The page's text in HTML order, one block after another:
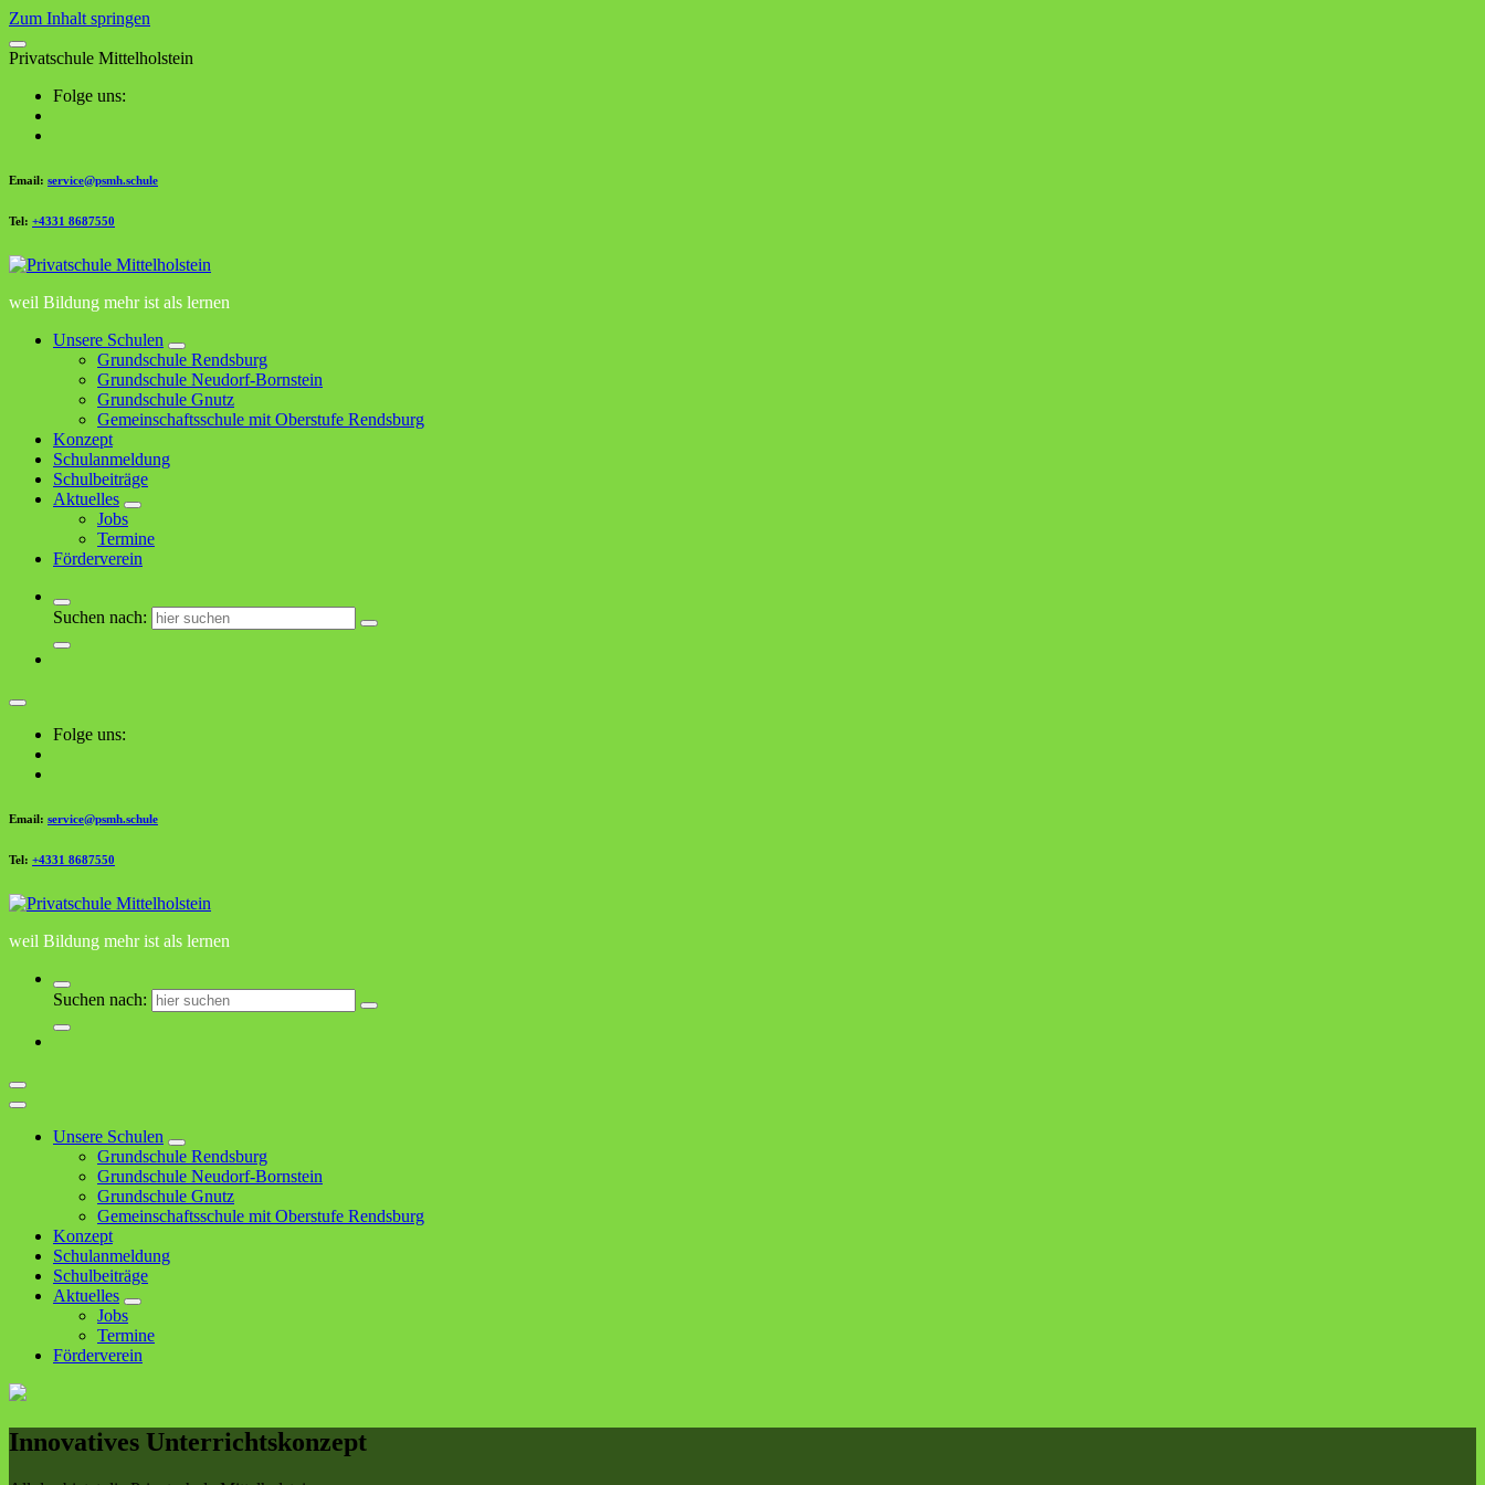
Zum Inhalt springen
Privatschule Mittelholstein
Folge uns:
Email: service@psmh.schule
Tel: +4331 8687550
weil Bildung mehr ist als lernen
Unsere Schulen
Grundschule Rendsburg
Grundschule Neudorf-Bornstein
Grundschule Gnutz
Gemeinschaftsschule mit Oberstufe Rendsburg
Konzept
Schulanmeldung
Schulbeiträge
Aktuelles
Jobs
Termine
Förderverein
Suchen nach:
Folge uns:
Email: service@psmh.schule
Tel: +4331 8687550
weil Bildung mehr ist als lernen
Suchen nach:
Unsere Schulen
Grundschule Rendsburg
Grundschule Neudorf-Bornstein
Grundschule Gnutz
Gemeinschaftsschule mit Oberstufe Rendsburg
Konzept
Schulanmeldung
Schulbeiträge
Aktuelles
Jobs
Termine
Förderverein
Innovatives Unterrichtskonzept